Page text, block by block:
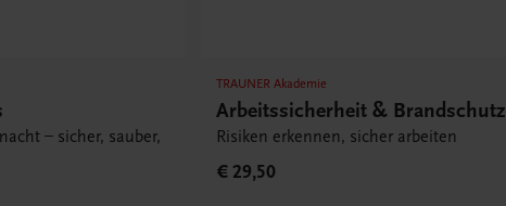
– sicher, sauber,
TRAUNER Akademie
Arbeitssicherheit & Brandschutz
Risiken erkennen, sicher arbeiten
€ 29,50